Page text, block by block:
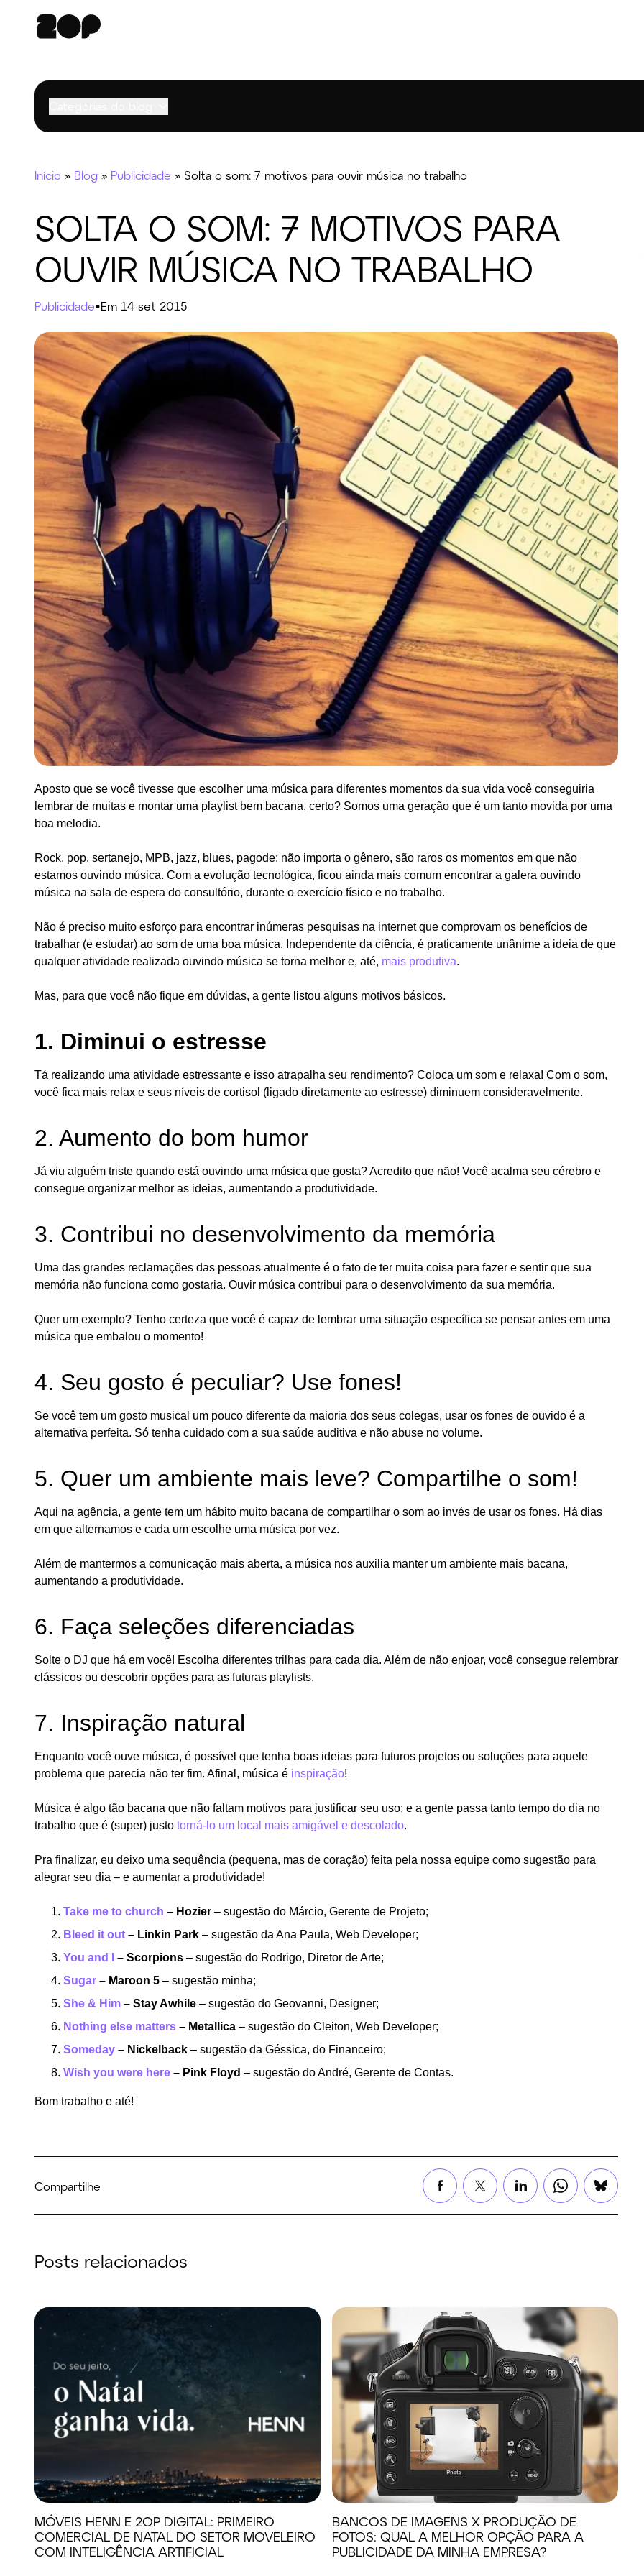
Início » Blog » Publicidade » Solta o som: 7 motivos para ouvir música no trabalho
SOLTA O SOM: 7 MOTIVOS PARA
OUVIR MÚSICA NO TRABALHO
Publicidade•Em 14 set 2015
Aposto que se você tivesse que escolher uma música para diferentes momentos da sua vida você conseguiria
lembrar de muitas e montar uma playlist bem bacana, certo? Somos uma geração que é um tanto movida por uma
boa melodia.
Rock, pop, sertanejo, MPB, jazz, blues, pagode: não importa o gênero, são raros os momentos em que não
estamos ouvindo música. Com a evolução tecnológica, ficou ainda mais comum encontrar a galera ouvindo
música na sala de espera do consultório, durante o exercício físico e no trabalho.
Não é preciso muito esforço para encontrar inúmeras pesquisas na internet que comprovam os benefícios de
trabalhar (e estudar) ao som de uma boa música. Independente da ciência, é praticamente unânime a ideia de que
qualquer atividade realizada ouvindo música se torna melhor e, até, mais produtiva.
Mas, para que você não fique em dúvidas, a gente listou alguns motivos básicos.
1. Diminui o estresse
Tá realizando uma atividade estressante e isso atrapalha seu rendimento? Coloca um som e relaxa! Com o som,
você fica mais relax e seus níveis de cortisol (ligado diretamente ao estresse) diminuem consideravelmente.
2. Aumento do bom humor
Já viu alguém triste quando está ouvindo uma música que gosta? Acredito que não! Você acalma seu cérebro e
consegue organizar melhor as ideias, aumentando a produtividade.
3. Contribui no desenvolvimento da memória
Uma das grandes reclamações das pessoas atualmente é o fato de ter muita coisa para fazer e sentir que sua
memória não funciona como gostaria. Ouvir música contribui para o desenvolvimento da sua memória.
Quer um exemplo? Tenho certeza que você é capaz de lembrar uma situação específica se pensar antes em uma
música que embalou o momento!
4. Seu gosto é peculiar? Use fones!
Se você tem um gosto musical um pouco diferente da maioria dos seus colegas, usar os fones de ouvido é a
alternativa perfeita. Só tenha cuidado com a sua saúde auditiva e não abuse no volume.
5. Quer um ambiente mais leve? Compartilhe o som!
Aqui na agência, a gente tem um hábito muito bacana de compartilhar o som ao invés de usar os fones. Há dias
em que alternamos e cada um escolhe uma música por vez.
Além de mantermos a comunicação mais aberta, a música nos auxilia manter um ambiente mais bacana,
aumentando a produtividade.
6. Faça seleções diferenciadas
Solte o DJ que há em você! Escolha diferentes trilhas para cada dia. Além de não enjoar, você consegue relembrar
clássicos ou descobrir opções para as futuras playlists.
7. Inspiração natural
Enquanto você ouve música, é possível que tenha boas ideias para futuros projetos ou soluções para aquele
problema que parecia não ter fim. Afinal, música é inspiração!
Música é algo tão bacana que não faltam motivos para justificar seu uso; e a gente passa tanto tempo do dia no
trabalho que é (super) justo torná-lo um local mais amigável e descolado.
Pra finalizar, eu deixo uma sequência (pequena, mas de coração) feita pela nossa equipe como sugestão para
alegrar seu dia – e aumentar a produtividade!
Take me to church – Hozier – sugestão do Márcio, Gerente de Projeto;
Bleed it out – Linkin Park – sugestão da Ana Paula, Web Developer;
You and I
– Scorpions – sugestão do Rodrigo, Diretor de Arte;
Sugar – Maroon 5 – sugestão minha;
She & Him – Stay Awhile – sugestão do Geovanni, Designer;
Nothing else matters – Metallica – sugestão do Cleiton, Web Developer;
Someday – Nickelback – sugestão da Géssica, do Financeiro;
Wish you were here – Pink Floyd – sugestão do André, Gerente de Contas.
Bom trabalho e até!
Compartilhe
Posts relacionados
MÓVEIS HENN E 2OP DIGITAL: PRIMEIRO
COMERCIAL DE NATAL DO SETOR MOVELEIRO
COM INTELIGÊNCIA ARTIFICIAL
BANCOS DE IMAGENS X PRODUÇÃO DE
FOTOS: QUAL A MELHOR OPÇÃO PARA A
PUBLICIDADE DA MINHA EMPRESA?